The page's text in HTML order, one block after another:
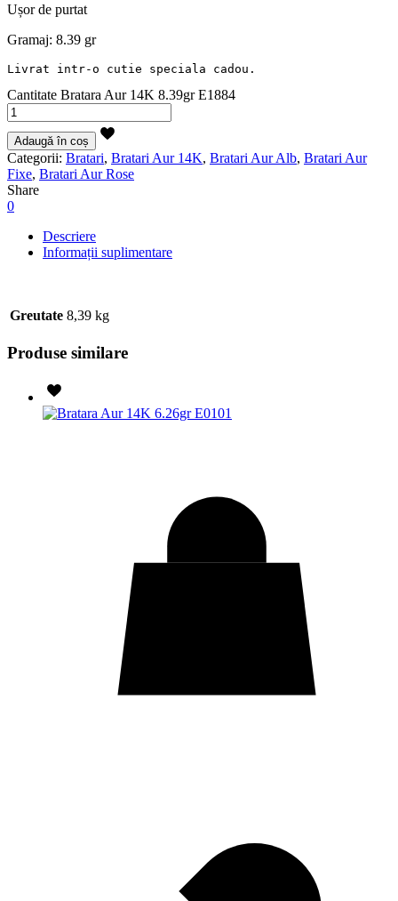
Ușor de purtat
Gramaj: 8.39 gr
Livrat intr-o cutie speciala cadou.
Cantitate Bratara Aur 14K 8.39gr E1884
Adaugă în coș
Categorii: Bratari, Bratari Aur 14K, Bratari Aur Alb, Bratari Aur
Fixe, Bratari Aur Rose
Share
0
Descriere
Informații suplimentare
Greutate 8,39 kg
Produse similare